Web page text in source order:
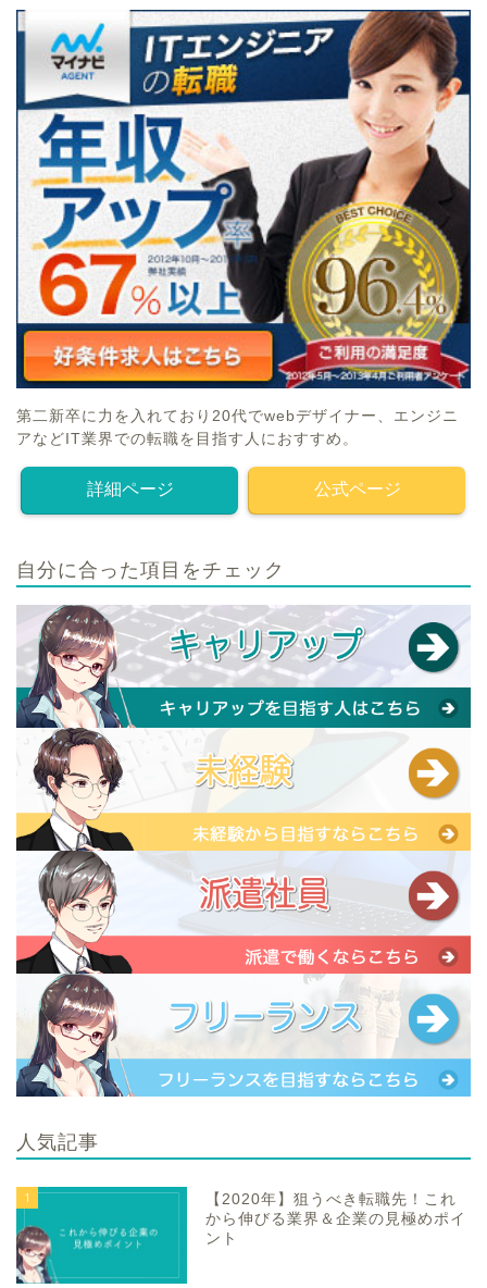
第二新卒に力を入れており20代でwebデザイナー、エンジニ
アなどIT業界での転職を目指す人におすすめ。
詳細ページ 公式ページ
自分に合った項目をチェック
人気記事
1
【2020年】狙うべき転職先！これ
から伸びる業界＆企業の見極めポイ
ント